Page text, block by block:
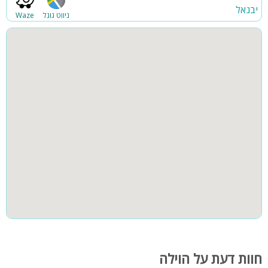
קבוצות גדולות Waze ניווט גוגל יבנאל
חוות דעת על הוילה